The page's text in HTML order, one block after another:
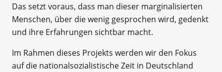
Das setzt voraus, dass man dieser marginalisierten
Menschen, über die wenig gesprochen wird, gedenkt
und ihre Erfahrungen sichtbar macht.
Im Rahmen dieses Projekts werden wir den Fokus
auf die nationalsozialistische Zeit in Deutschland